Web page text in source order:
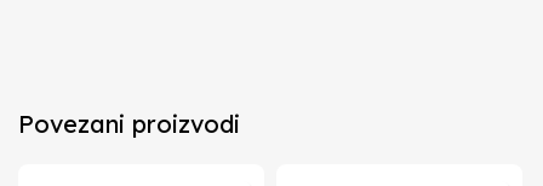
Povezani proizvodi